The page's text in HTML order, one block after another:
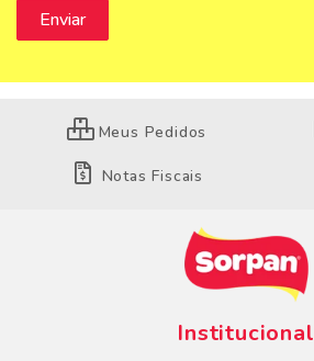
Meus Pedidos
Notas Fiscais
Institucional